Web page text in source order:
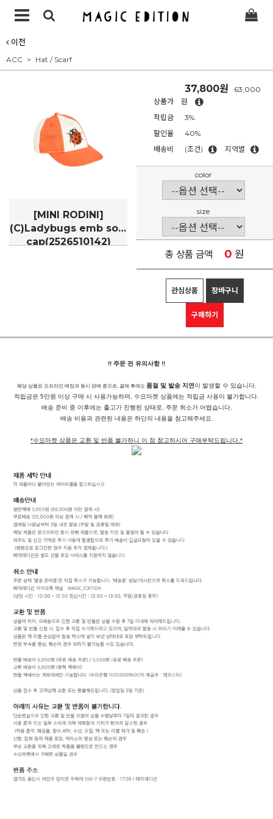
이전
ACC Hat / Scarf
[MINI RODINI]
(C)Ladybugs emb soft
cap(2526510142)
상품가
37,800원 63,000
원
적립금
3%
할인율
40%
배송비
(조건) 지역별
color
size
총 상품 금액 0 원
관심상품 장바구니
구매하기
!! 주문 전 유의사항 !!
해당 상품은 오프라인 매장과 동시 판매 중으로, 결제 후에도 품절 및 발송 지연 이 발생할 수 있습니다.
적립금은 5만원 이상 구매 시 사용가능하며, 수요마켓 상품에는 적립금 사용이 불가합니다.
배송 준비 중 이후에는 출고가 진행된 상태로, 주문 취소가 어렵습니다.
배송 비용과 관련된 내용은 하단의 내용을 참고해주세요.
*수요마켓 상품은 교환 및 반품 불가하니 이 점 참고하시어 구매부탁드립니다.*